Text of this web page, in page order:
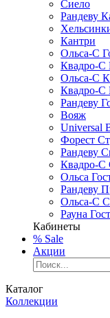
Сиело
Рандеву
Кантри
Ольса-С
Квадро-С
Ольса-С
Квадро-С
Рандеву
Вояж
Universal
Форест
Рандеву
Квадро-С
Ольса
Рандеву
Ольса-С
Рауна
Кабинеты
% Sale
Акции
Каталог
Коллекции